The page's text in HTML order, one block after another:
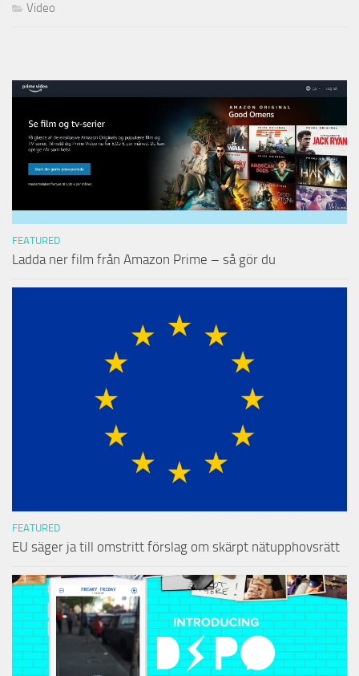
Video
FEATURED
Ladda ner film från Amazon Prime – så gör du
FEATURED
EU säger ja till omstritt förslag om skärpt nätupphovsrätt